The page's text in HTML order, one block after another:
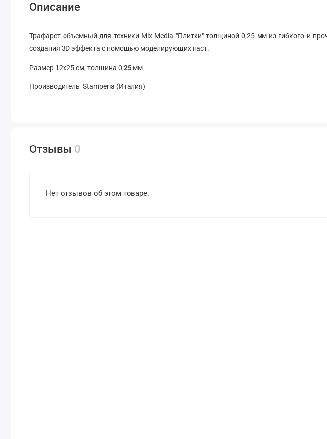
Описание
Трафарет объемный для техники Mix Media "Плитки" толщиной 0,25 мм из гибкого и
создания 3D эффекта с помощью моделирующих паст.
Размер 12х25 см, толщина 0,25 мм
Производитель Stamperia (Италия)
Отзывы 0
Нет отзывов об этом товаре.